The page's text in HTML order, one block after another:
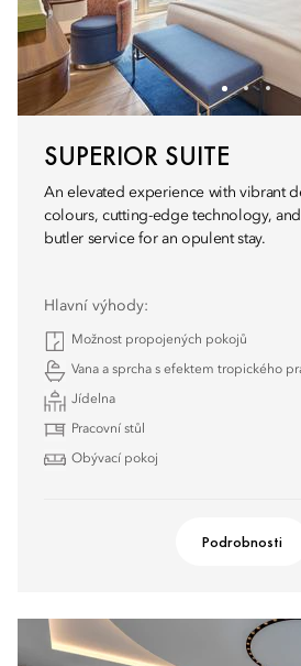
SUPERIOR SUITE
An elevated experience with vibrant
colours, cutting-edge technology,
butler service for an opulent stay.
Hlavní výhody:
Možnost propojených pokojů
Vana a sprcha s efektem tropického
Jídelna
Pracovní stůl
Obývací pokoj
Podrobnosti